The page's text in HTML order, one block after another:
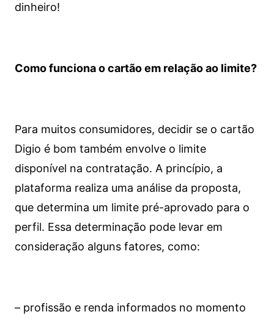
dinheiro!
Como funciona o cartão em relação ao limite?
Para muitos consumidores, decidir se o cartão
Digio é bom também envolve o limite
disponível na contratação. A princípio, a
plataforma realiza uma análise da proposta,
que determina um limite pré-aprovado para o
perfil. Essa determinação pode levar em
consideração alguns fatores, como:
– profissão e renda informados no momento